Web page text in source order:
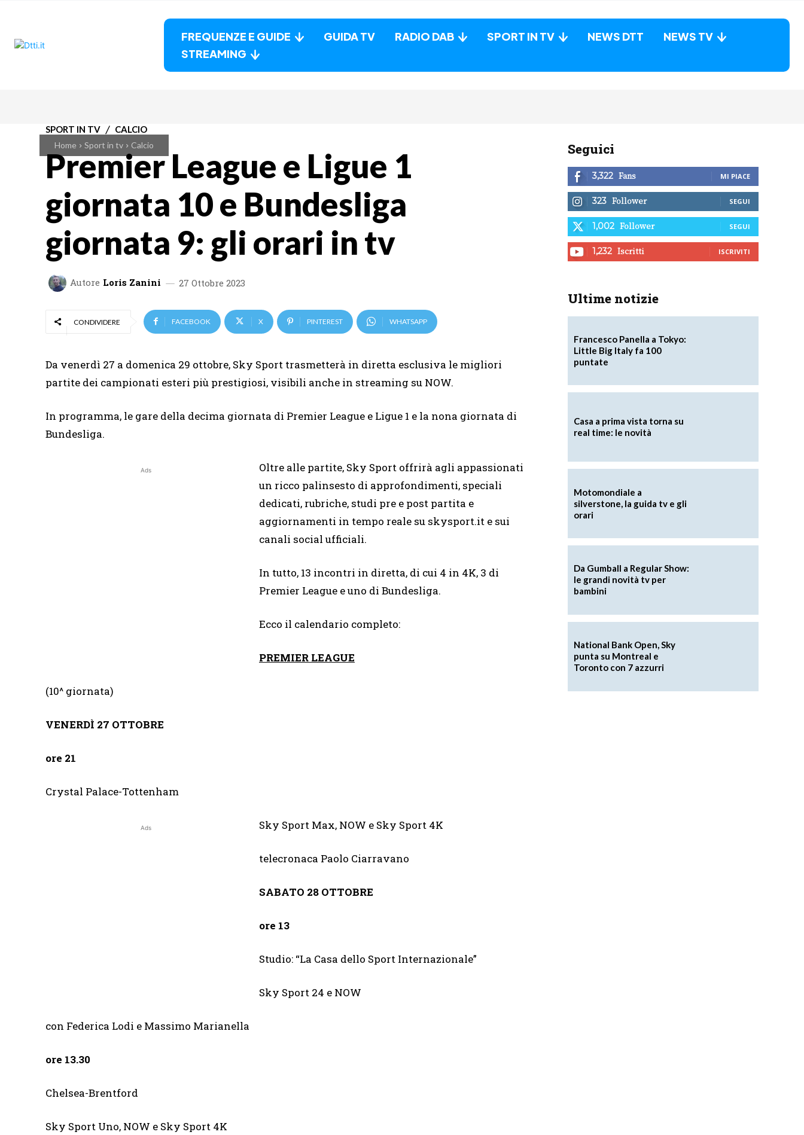
FREQUENZE E GUIDE GUIDA TV RADIO DAB SPORT IN TV NEWS DTT
NEWS TV
STREAMING
Home Sport in tv Calcio
SPORT IN TV CALCIO
Premier League e Ligue 1
giornata 10 e Bundesliga
giornata 9: gli orari in tv
Autore Loris Zanini 27 Ottobre 2023
CONDIVIDERE FACEBOOK X PINTEREST WHATSAPP
Da venerdì 27 a domenica 29 ottobre, Sky Sport trasmetterà in diretta esclusiva le migliori
partite dei campionati esteri più prestigiosi, visibili anche in streaming su NOW.
In programma, le gare della decima giornata di Premier League e Ligue 1 e la nona giornata di
Bundesliga.
Ads
Oltre alle partite, Sky Sport offrirà agli appassionati
un ricco palinsesto di approfondimenti, speciali
dedicati, rubriche, studi pre e post partita e
aggiornamenti in tempo reale su skysport.it e sui
canali social ufficiali.
In tutto, 13 incontri in diretta, di cui 4 in 4K, 3 di
Premier League e uno di Bundesliga.
Ecco il calendario completo:
PREMIER LEAGUE
(10^ giornata)
VENERDÌ 27 OTTOBRE
ore 21
Crystal Palace-Tottenham
Ads Sky Sport Max, NOW e Sky Sport 4K
telecronaca Paolo Ciarravano
SABATO 28 OTTOBRE
ore 13
Studio: “La Casa dello Sport Internazionale”
Sky Sport 24 e NOW
con Federica Lodi e Massimo Marianella
ore 13.30
Chelsea-Brentford
Sky Sport Uno, NOW e Sky Sport 4K
Seguici
3,322 Fans MI PIACE
323 Follower SEGUI
1,002 Follower SEGUI
1,232 Iscritti ISCRIVITI
Ultime notizie
Francesco Panella a Tokyo:
Little Big Italy fa 100
puntate
Casa a prima vista torna su
real time: le novità
Motomondiale a
silverstone, la guida tv e gli
orari
Da Gumball a Regular Show:
le grandi novità tv per
bambini
National Bank Open, Sky
punta su Montreal e
Toronto con 7 azzurri